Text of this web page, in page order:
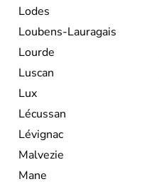
Lodes
Loubens-Lauragais
Lourde
Luscan
Lux
Lécussan
Lévignac
Malvezie
Mane